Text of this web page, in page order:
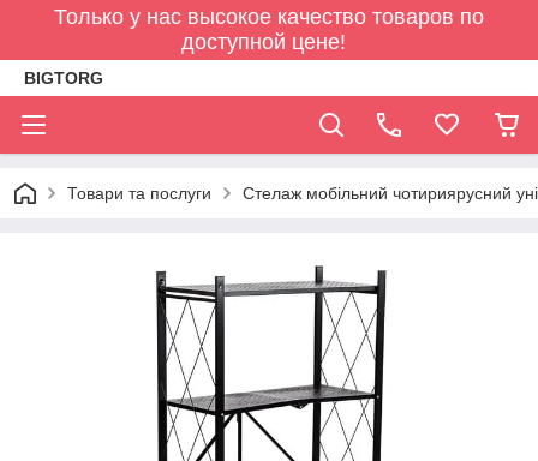
Только у нас высокое качество товаров по
доступной цене!
BIGTORG
Товари та послуги Стелаж мобільний чотириярусний